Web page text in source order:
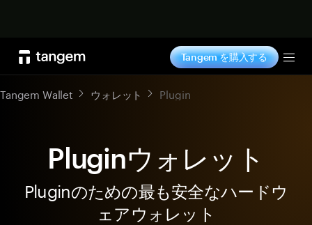
Tangem を購入する
Tangem Wallet ウォレット Plugin
Pluginウォレット
Pluginのための最も安全なハードウ
ェアウォレット